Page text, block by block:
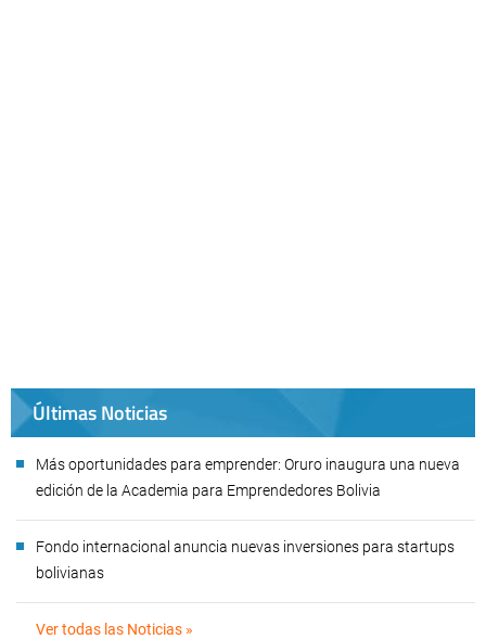
Últimas Noticias
Más oportunidades para emprender: Oruro inaugura una nueva
edición de la Academia para Emprendedores Bolivia
Fondo internacional anuncia nuevas inversiones para startups
bolivianas
Ver todas las Noticias »